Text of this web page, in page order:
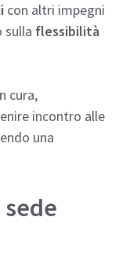
con altri impegni
sulla flessibilità
cura,
incontro alle
una